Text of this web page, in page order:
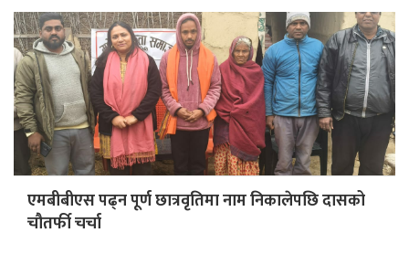
एमबीबीएस पढ्न पूर्ण छात्रवृतिमा नाम निकालेपछि दासको
चौतर्फी चर्चा